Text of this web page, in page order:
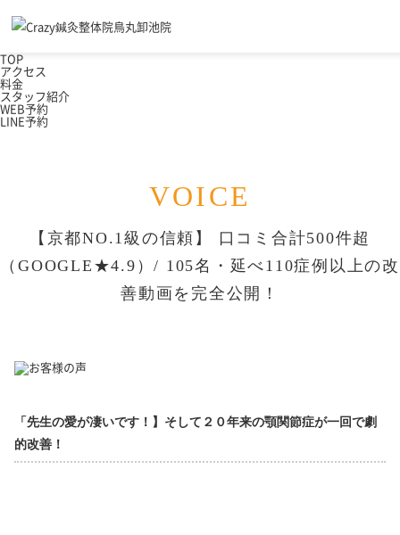
TOP
アクセス
料金
スタッフ紹介
WEB予約
LINE予約
VOICE
【京都NO.1級の信頼】
口コミ合計500件超
（GOOGLE★4.9）/ 105名・延べ110症例以上の改
善動画を完全公開！
「先生の愛が凄いです！】そして２０年来の顎関節症が一回で劇
的改善！